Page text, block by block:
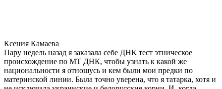
Ксения Камаева
Пару недель назад я заказала себе ДНК тест этническое
происхождение по МТ ДНК, чтобы узнать к какой же
национальности я отношусь и кем были мои предки по
материнской линии. Была точно уверена, что я татарка, хотя и